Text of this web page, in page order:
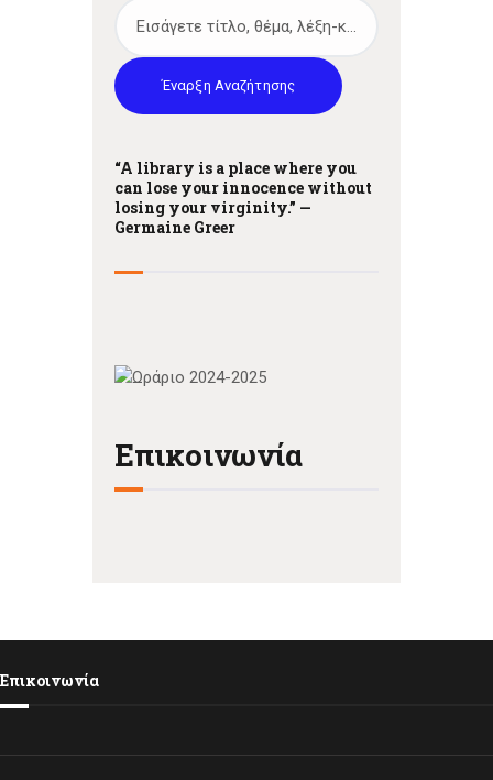
Έναρξη Αναζήτησης
“A library is a place where you
can lose your innocence without
losing your virginity.” —
Germaine Greer
Επικοινωνία
Επικοινωνία